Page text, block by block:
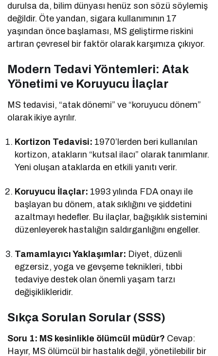
durulsa da, bilim dünyası henüz son sözü söylemiş
değildir. Öte yandan, sigara kullanımının 17
yaşından önce başlaması, MS geliştirme riskini
artıran çevresel bir faktör olarak karşımıza çıkıyor.
Modern Tedavi Yöntemleri: Atak
Yönetimi ve Koruyucu İlaçlar
MS tedavisi, “atak dönemi” ve “koruyucu dönem”
olarak ikiye ayrılır.
Kortizon Tedavisi: 1970’lerden beri kullanılan
kortizon, atakların “kutsal ilacı” olarak tanımlanır.
Yeni oluşan ataklarda en etkili yanıtı verir.
Koruyucu İlaçlar: 1993 yılında FDA onayı ile
başlayan bu dönem, atak sıklığını ve şiddetini
azaltmayı hedefler. Bu ilaçlar, bağışıklık sistemini
düzenleyerek hastalığın saldırganlığını engeller.
Tamamlayıcı Yaklaşımlar: Diyet, düzenli
egzersiz, yoga ve gevşeme teknikleri, tıbbi
tedaviye destek olan önemli yaşam tarzı
değişiklikleridir.
Sıkça Sorulan Sorular (SSS)
Soru 1: MS kesinlikle ölümcül müdür? Cevap:
Hayır, MS ölümcül bir hastalık değil, yönetilebilir bir